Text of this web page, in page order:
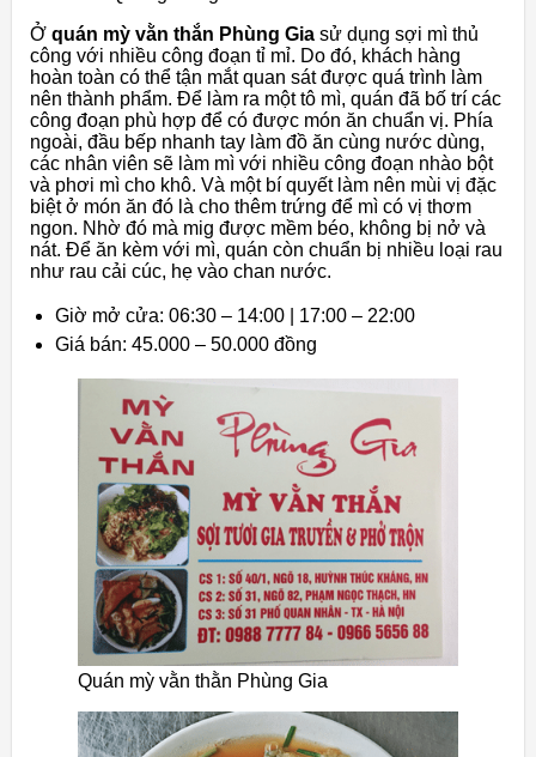
Ở quán mỳ vằn thắn Phùng Gia sử dụng sợi mì thủ
công với nhiều công đoạn tỉ mỉ. Do đó, khách hàng
hoàn toàn có thể tận mắt quan sát được quá trình làm
nên thành phẩm. Để làm ra một tô mì, quán đã bố trí các
công đoạn phù hợp để có được món ăn chuẩn vị. Phía
ngoài, đầu bếp nhanh tay làm đồ ăn cùng nước dùng,
các nhân viên sẽ làm mì với nhiều công đoạn nhào bột
và phơi mì cho khô. Và một bí quyết làm nên mùi vị đặc
biệt ở món ăn đó là cho thêm trứng để mì có vị thơm
ngon. Nhờ đó mà mig được mềm béo, không bị nở và
nát. Để ăn kèm với mì, quán còn chuẩn bị nhiều loại rau
như rau cải cúc, hẹ vào chan nước.
Giờ mở cửa: 06:30 – 14:00 | 17:00 – 22:00
Giá bán: 45.000 – 50.000 đồng
Quán mỳ vằn thằn Phùng Gia